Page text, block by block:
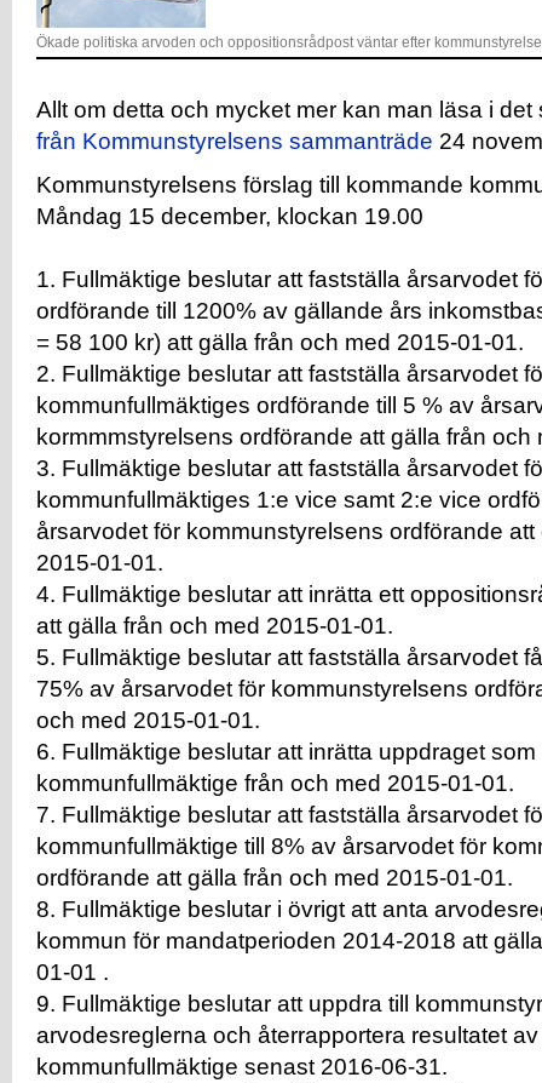
Ökade politiska arvoden och oppositionsrådpost väntar efter
Allt om detta och mycket mer kan man läsa i
från Kommunstyrelsens sammanträde 24
Kommunstyrelsens förslag till kommande
Måndag 15 december, klockan 19.00
1. Fullmäktige beslutar att fastställa årsarvodet
ordförande till 1200% av gällande års
= 58 100 kr) att gälla från och med 2015-01-01.
2. Fullmäktige beslutar att fastställa årsarvodet
kommunfullmäktiges ordförande till 5 % av
kormmmstyrelsens ordförande att gälla från och
3. Fullmäktige beslutar att fastställa årsarvodet
kommunfullmäktiges 1:e vice samt 2:e vice
årsarvodet för kommunstyrelsens ordförande
2015-01-01.
4. Fullmäktige beslutar att inrätta ett
att gälla från och med 2015-01-01.
5. Fullmäktige beslutar att fastställa årsarvodet
75% av årsarvodet för kommunstyrelsens
och med 2015-01-01.
6. Fullmäktige beslutar att inrätta uppdraget
kommunfullmäktige från och med 2015-01-01.
7. Fullmäktige beslutar att fastställa årsarvodet
kommunfullmäktige till 8% av årsarvodet för
ordförande att gälla från och med 2015-01-01.
8. Fullmäktige beslutar i övrigt att anta
kommun för mandatperioden 2014-2018 att
01-01 .
9. Fullmäktige beslutar att uppdra till
arvodesreglerna och återrapportera resultatet
kommunfullmäktige senast 2016-06-31.